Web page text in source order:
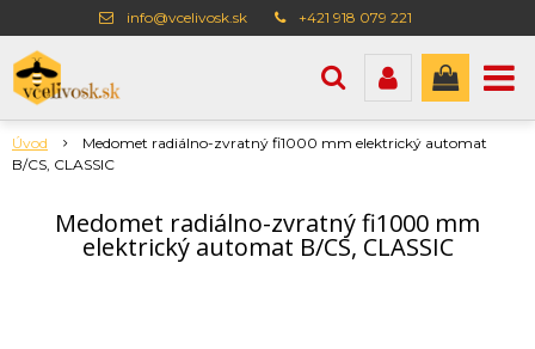
info@vcelivosk.sk +421 918 079 221
Úvod
Medomet radiálno-zvratný fi1000 mm elektrický automat
B/CS, CLASSIC
Medomet radiálno-zvratný fi1000 mm
elektrický automat B/CS, CLASSIC